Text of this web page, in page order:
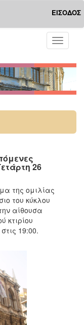
ΕΙΣΟΔΟΣ
Toggle
26
της ομιλίας
του κύκλου
αίθουσα
κτιρίου
19:00.